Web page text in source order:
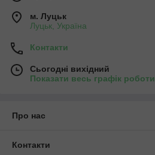
м. Луцьк
Луцьк, Україна
Контакти
Сьогодні вихідний
Показати весь графік роботи
Про нас
Контакти